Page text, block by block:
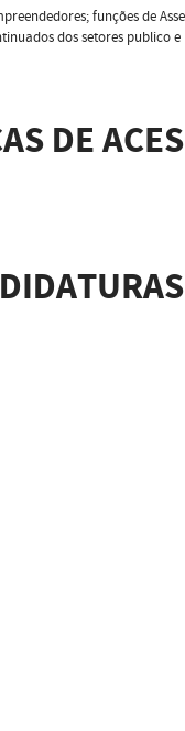
funções de
dos setores publico
DE